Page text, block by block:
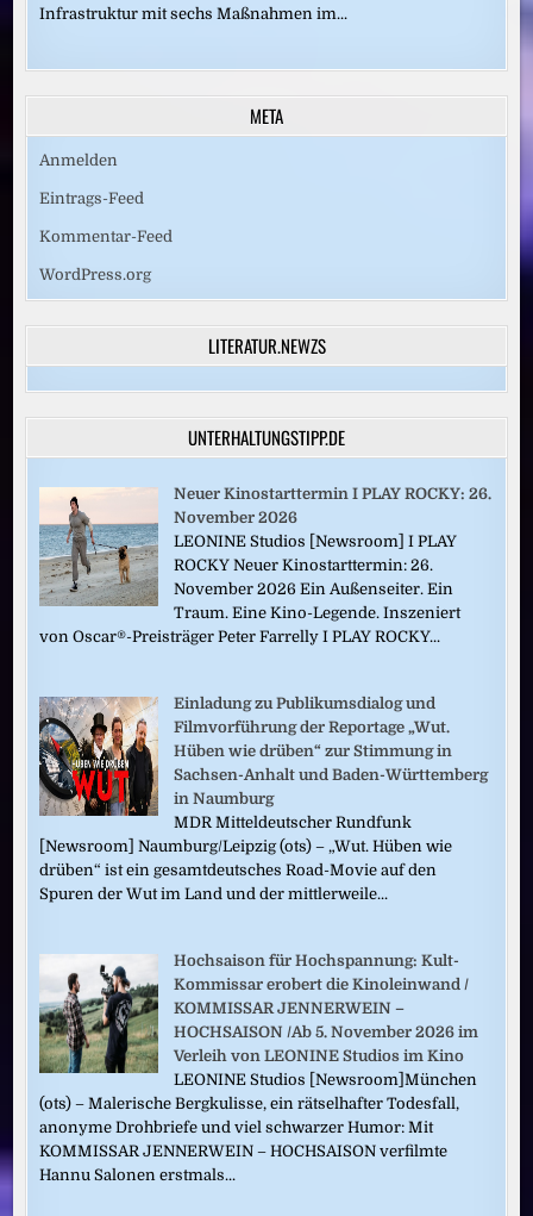
Infrastruktur mit sechs Maßnahmen im...
META
Anmelden
Eintrags-Feed
Kommentar-Feed
WordPress.org
LITERATUR.NEWZS
UNTERHALTUNGSTIPP.DE
Neuer Kinostarttermin I PLAY ROCKY: 26.
November 2026
LEONINE Studios [Newsroom] I PLAY
ROCKY Neuer Kinostarttermin: 26.
November 2026 Ein Außenseiter. Ein
Traum. Eine Kino-Legende. Inszeniert
von Oscar®-Preisträger Peter Farrelly I PLAY ROCKY...
Einladung zu Publikumsdialog und
Filmvorführung der Reportage „Wut.
Hüben wie drüben“ zur Stimmung in
Sachsen-Anhalt und Baden-Württemberg
in Naumburg
MDR Mitteldeutscher Rundfunk
[Newsroom] Naumburg/Leipzig (ots) – „Wut. Hüben wie
drüben“ ist ein gesamtdeutsches Road-Movie auf den
Spuren der Wut im Land und der mittlerweile...
Hochsaison für Hochspannung: Kult-
Kommissar erobert die Kinoleinwand /
KOMMISSAR JENNERWEIN –
HOCHSAISON /Ab 5. November 2026 im
Verleih von LEONINE Studios im Kino
LEONINE Studios [Newsroom]München
(ots) – Malerische Bergkulisse, ein rätselhafter Todesfall,
anonyme Drohbriefe und viel schwarzer Humor: Mit
KOMMISSAR JENNERWEIN – HOCHSAISON verfilmte
Hannu Salonen erstmals...